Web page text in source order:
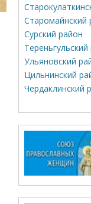
Старомайнский
Сурский район
Ульяновский
Цильнинский
Чердаклинский